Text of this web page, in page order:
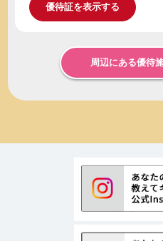
優待証を表示する
周辺にある優待